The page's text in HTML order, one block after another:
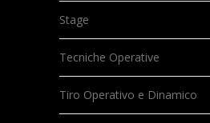
Stage
Tecniche Operative
Tiro Operativo e Dinamico